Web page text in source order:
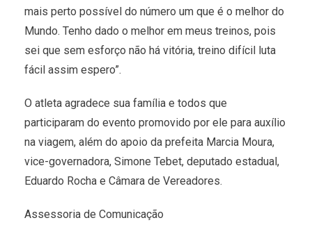
mais perto possível do número um que é o melhor do
Mundo. Tenho dado o melhor em meus treinos, pois
sei que sem esforço não há vitória, treino difícil luta
fácil assim espero”.
O atleta agradece sua família e todos que
participaram do evento promovido por ele para auxílio
na viagem, além do apoio da prefeita Marcia Moura,
vice-governadora, Simone Tebet, deputado estadual,
Eduardo Rocha e Câmara de Vereadores.
Assessoria de Comunicação